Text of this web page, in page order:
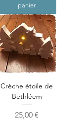
panier
Crèche étoile de
Bethléem
Prix
25,00 €